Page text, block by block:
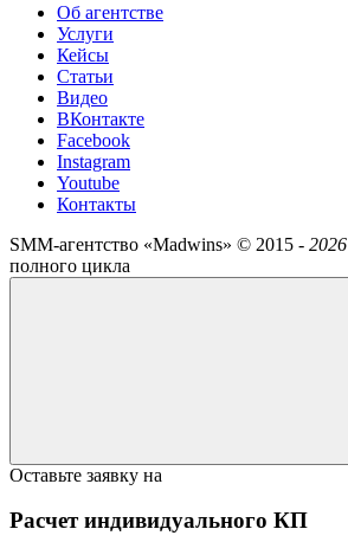
Об агентстве
Услуги
Кейсы
Статьи
Видео
ВКонтакте
Facebook
Instagram
Youtube
Контакты
SMM-агентство «Madwins» © 2015 - 2026
полного цикла
Оставьте заявку на
Расчет индивидуального КП